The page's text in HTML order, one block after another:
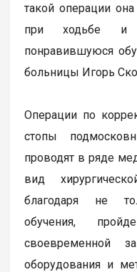
такой операции
при ходьбе и
понравившуюся
больницы Игорь
Операции по
стопы
проводят в ряде
вид
благодаря не
обучения,
своевременной
оборудования и